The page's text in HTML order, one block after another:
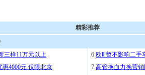
精彩推荐
三样11万元以上
4000元 仅限北京
6 欧Ⅲ暂不影响二手
7 高管换血力挽营